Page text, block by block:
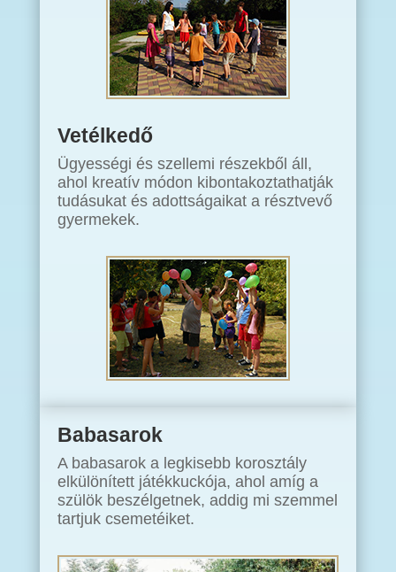
Vetélkedő
Ügyességi és szellemi részekből áll,
ahol kreatív módon kibontakoztathatják
tudásukat és adottságaikat a résztvevő
gyermekek.
Babasarok
A babasarok a legkisebb korosztály
elkülönített játékkuckója, ahol amíg a
szülök beszélgetnek, addig mi szemmel
tartjuk csemetéiket.